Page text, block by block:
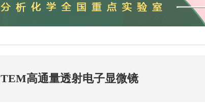
TEM高通量透射电子显微镜